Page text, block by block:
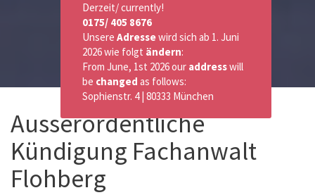
Ausserordentliche
Kündigung Fachanwalt
Flohberg
Derzeit/ currently!
0175/ 405 8676
Unsere Adressewird sich ab 1. Juni
2026 wie folgt ändern:
From June, 1st 2026 our addresswill
be changed as follows:
Sophienstr. 4 | 80333 München